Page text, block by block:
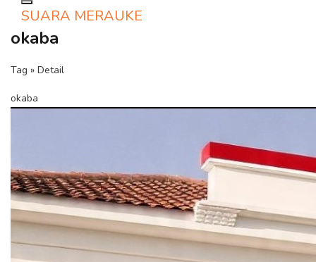
Toggle navigation
SUARA MERAUKE
okaba
Tag » Detail
okaba